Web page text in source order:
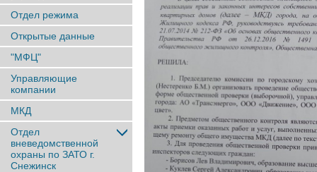
Отдел режима
Открытые данные
"МФЦ"
Управляющие
компании
МКД
Отдел
вневедомственной
охраны по ЗАТО г.
Снежинск